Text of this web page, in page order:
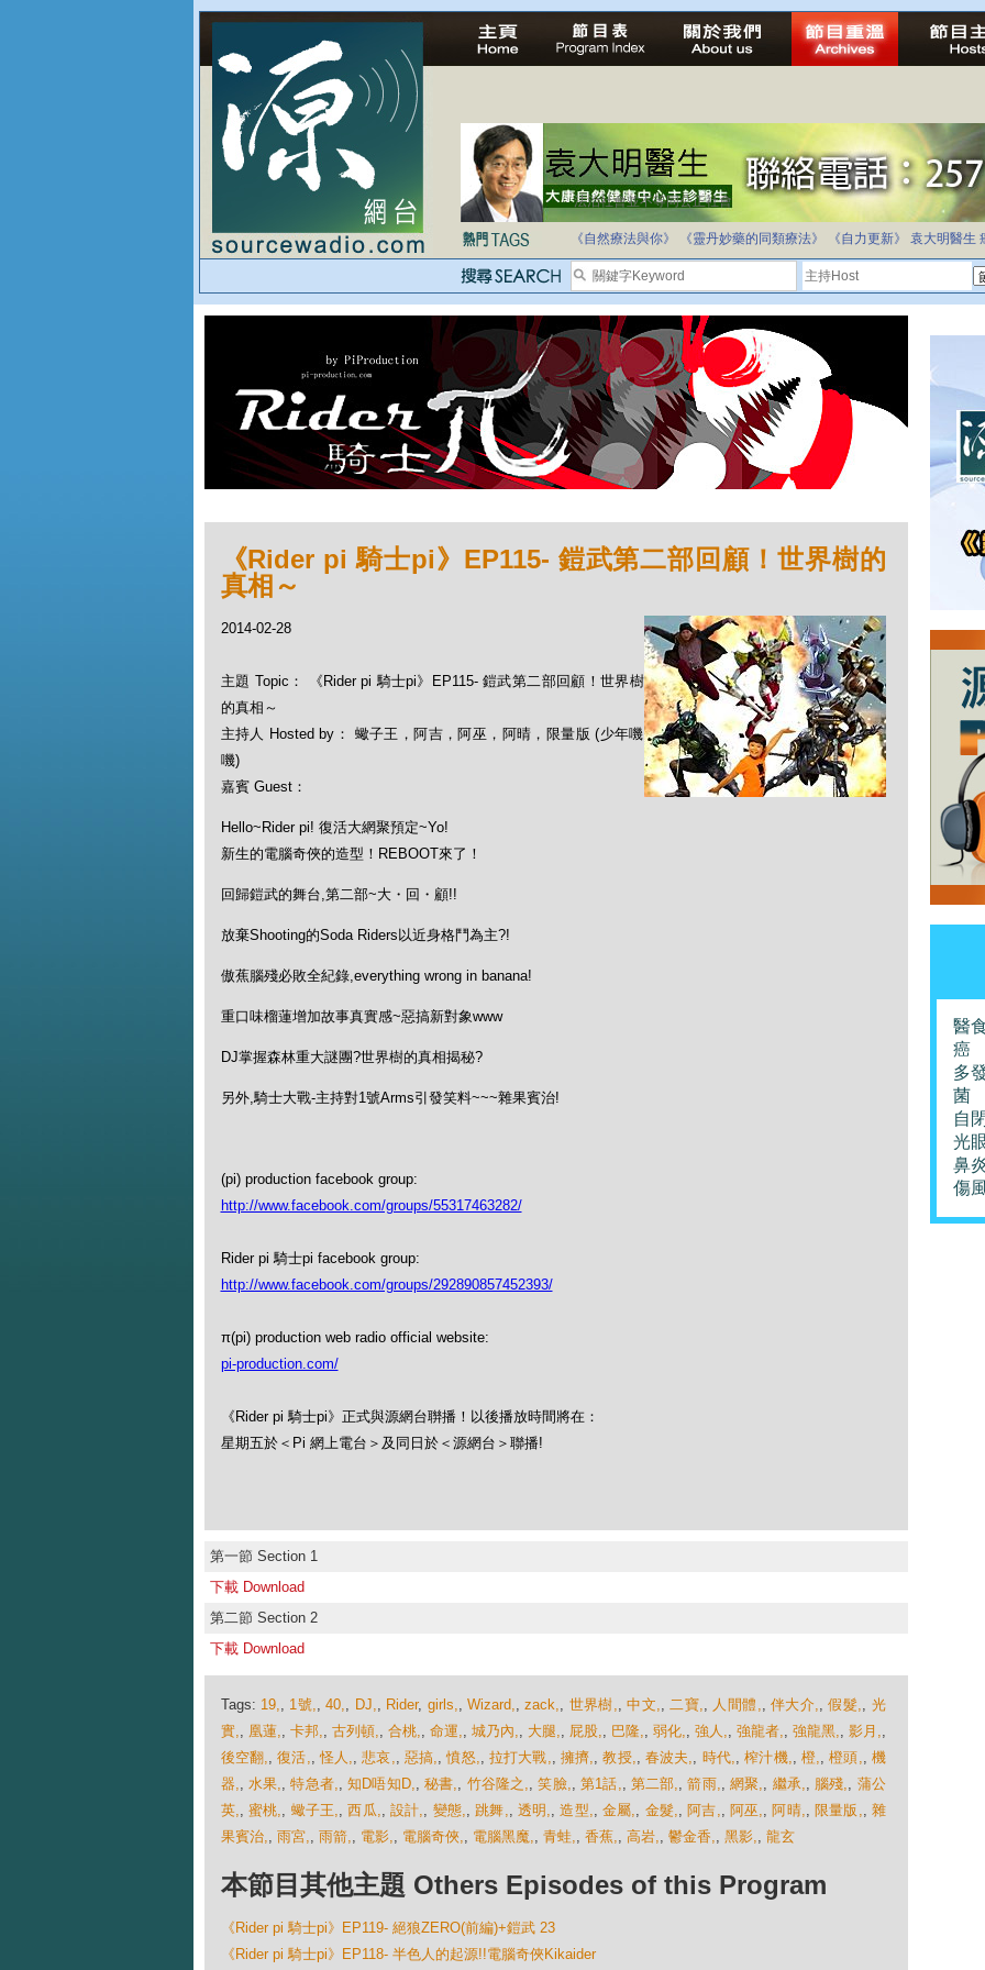
法治社會並不等同公正社會
自家教育合法化-推動多元化教育，全民學卷制
《自然療法與你》
《靈丹妙藥的同類療法》 《自力更新》 袁大明醫生
《Rider pi 騎士pi》EP115- 鎧武第二部回顧！世界樹的
真相～
2014-02-28
主題 Topic： 《Rider pi 騎士pi》EP115- 鎧武第二部回顧！世界樹
的真相～
主持人 Hosted by： 蠍子王，阿吉，阿巫，阿晴，限量版 (少年嘰
嘰)
嘉賓 Guest：
Hello~Rider pi! 復活大網聚預定~Yo!
新生的電腦奇俠的造型！REBOOT來了！
回歸鎧武的舞台,第二部~大・回・顧!!
放棄Shooting的Soda Riders以近身格鬥為主?!
傲蕉腦殘必敗全紀錄,everything wrong in banana!
重口味榴蓮增加故事真實感~惡搞新對象www
DJ掌握森林重大謎團?世界樹的真相揭秘?
另外,騎士大戰-主持對1號Arms引發笑料~~~雜果賓治!
(pi) production facebook group:
http://www.facebook.com/groups/55317463282/
Rider pi 騎士pi facebook group:
http://www.facebook.com/groups/292890857452393/
π(pi) production web radio official website:
pi-production.com/
《Rider pi 騎士pi》正式與源網台聨播！以後播放時間將在：
星期五於＜Pi 網上電台＞及同日於＜源網台＞聯播!
第一節 Section 1
下載 Download
第二節 Section 2
下載 Download
Tags: 19,, 1號,,40,, DJ,, Rider, girls,, Wizard,,zack,, 世界樹,,中文,,二寶,, 人間體,, 伴大介,,假髮,, 光
實,, 凰蓮,, 卡邦,, 古列頓,, 合桃,, 命運,, 城乃內,, 大腿,, 屁股,, 巴隆,, 弱化,, 強人,, 強龍者,, 強龍黑,, 影月,,
後空翻,,復活,,怪人,,悲哀,, 惡搞,,憤怒,, 拉打大戰,, 擁擠,,教授,, 春波夫,, 時代,,榨汁機,, 橙,,橙頭,, 機
器,, 水果,,特急者,,知D唔知D,,秘書,, 竹谷隆之,,笑臉,,第1話,, 第二部,,箭雨,, 網聚,, 繼承,, 腦殘,, 蒲公
英,, 蜜桃,, 蠍子王,,西瓜,, 設計,, 變態,,跳舞,, 透明,,造型,, 金屬,, 金髮,, 阿吉,, 阿巫,, 阿晴,, 限量版,, 雜
果賓治,, 雨宮,, 雨箭,, 電影,, 電腦奇俠,, 電腦黑魔,, 青蛙,, 香蕉,, 高岩,, 鬱金香,, 黑影,, 龍玄
本節目其他主題 Others Episodes of this Program
《Rider pi 騎士pi》EP119- 絕狼ZERO(前編)+鎧武 23
《Rider pi 騎士pi》EP118- 半色人的起源!!電腦奇俠Kikaider
醫
癌
多
菌
自
光
鼻
傷